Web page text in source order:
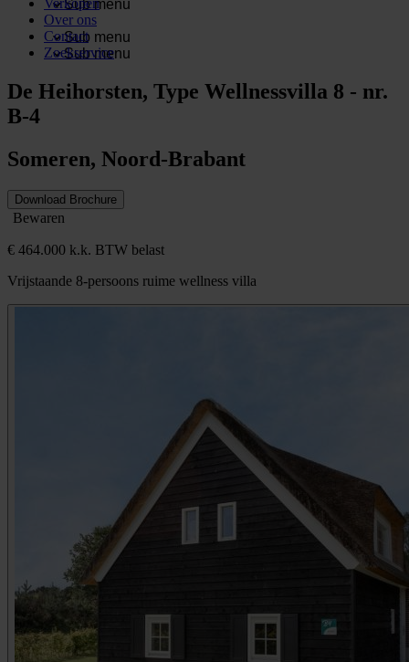
Sub menu
Verkopen
Over ons
Sub menu
Contact
Sub menu
Zoekservice
De Heihorsten, Type Wellnessvilla 8 - nr.
B-4
Someren, Noord-Brabant
Download Brochure
Bewaren
€ 464.000 k.k. BTW belast
Vrijstaande 8-persoons ruime wellness villa